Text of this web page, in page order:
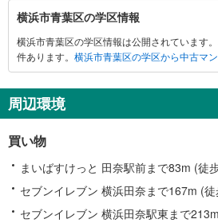
横
浜
市
青
区
に
関
す
る
情
報
横浜市青葉区の学区情報
横浜市青葉区の学区情報は公開されています
件あります。 横浜市青葉区の学区から中古マ
周辺環境
買い物
まいばすけっと 田奈駅前まで83m (徒
セブンイレブン 横浜田奈まで167m (
セブンイレブン 横浜田奈駅東まで